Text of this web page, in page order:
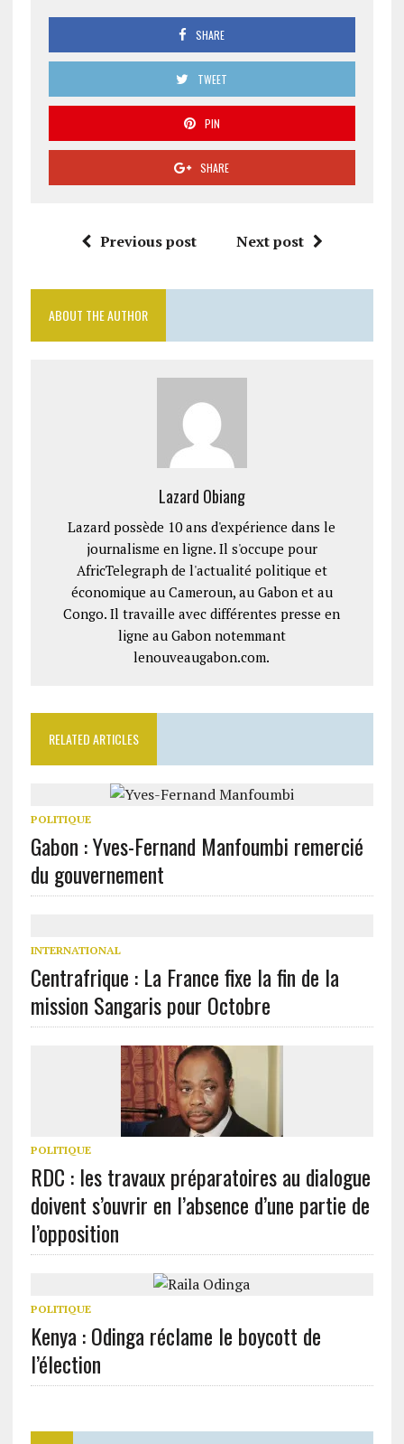
SHARE
TWEET
PIN
SHARE
Previous post Next post
ABOUT THE AUTHOR
Lazard Obiang
Lazard possède 10 ans d'expérience dans le
journalisme en ligne. Il s'occupe pour
AfricTelegraph de l'actualité politique et
économique au Cameroun, au Gabon et au
Congo. Il travaille avec différentes presse en
ligne au Gabon notemmant
lenouveaugabon.com.
RELATED ARTICLES
POLITIQUE
Gabon : Yves-Fernand Manfoumbi remercié
du gouvernement
INTERNATIONAL
Centrafrique : La France fixe la fin de la
mission Sangaris pour Octobre
POLITIQUE
RDC : les travaux préparatoires au dialogue
doivent s’ouvrir en l’absence d’une partie de
l’opposition
POLITIQUE
Kenya : Odinga réclame le boycott de
l’élection